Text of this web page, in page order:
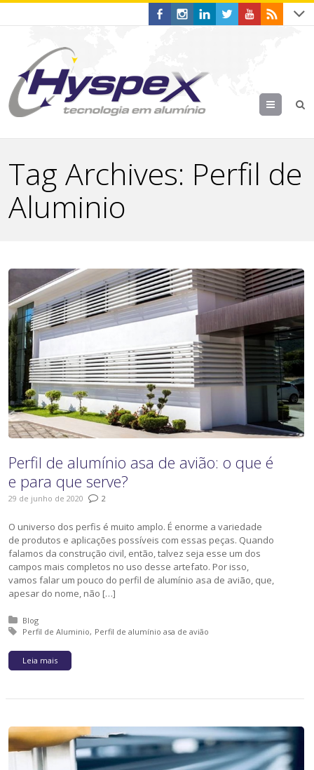
Menu
Tag Archives: Perfil de
Aluminio
Perfil de alumínio asa de avião: o que é
e para que serve?
29 de junho de 2020 2
O universo dos perfis é muito amplo. É enorme a variedade
de produtos e aplicações possíveis com essas peças. Quando
falamos da construção civil, então, talvez seja esse um dos
campos mais completos no uso desse artefato. Por isso,
vamos falar um pouco do perfil de alumínio asa de avião, que,
apesar do nome, não […]
Posted in:
Blog
Tagged with:
Perfil de Aluminio Perfil de alumínio asa de avião
Leia mais